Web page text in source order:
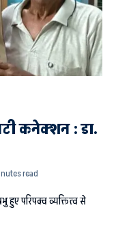
कनेक्शन : डा.
read
हुए परिपक्व व्यक्तित्व से